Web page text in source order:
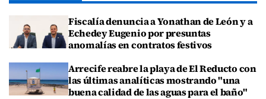
Fiscalía denuncia a Yonathan de León y a
Echedey Eugenio por presuntas
anomalías en contratos festivos
Arrecife reabre la playa de El Reducto con
las últimas analíticas mostrando "una
buena calidad de las aguas para el baño"